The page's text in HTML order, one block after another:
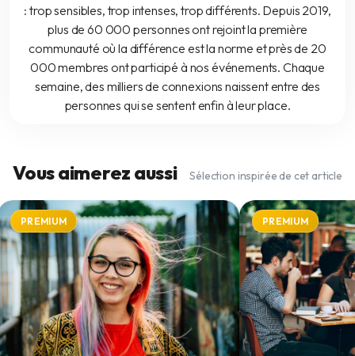
: trop sensibles, trop intenses, trop différents. Depuis 2019,
plus de 60 000 personnes ont rejoint la première
communauté où la différence est la norme et près de 20
000 membres ont participé à nos événements. Chaque
semaine, des milliers de connexions naissent entre des
personnes qui se sentent enfin à leur place.
Vous aimerez aussi Sélection inspirée de cet article
PREMIUM PREMIUM